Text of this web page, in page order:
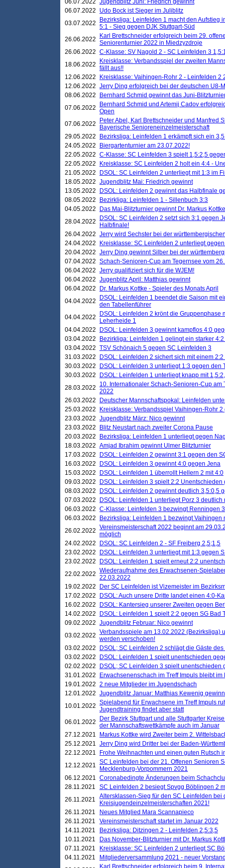
06.07.2022 Jugendblitz Juni: Friedrich gewinnt
06.07.2022
Udo Bock ist Sieger im Juliblitz
03.07.2022
Bezirksliga: Leinfelden 1 macht den Aufstieg
5:1 - Sieg gegen DJK Stuttgart-Süd
26.06.2022
Karl Brettschneider erfolgreich beim 29.
Seniorenturnier 2022 in Miedzyzdroje
26.06.2022 C-Klasse: SV Nagold 2 - SC Leinfelden 3
18.06.2022
Kreisklasse: Verbandsspiel der zweiten
fällt aus!!
12.06.2022
Kreisklasse: Vaihingen-Rohr 2 - Leinfelden 2
12.06.2022 Jerry Ding erfolgreich bei der deutschen U8-
08.06.2022
Bernhard Schmid gewinnt das Juni-
07.06.2022
Bernhard Schmid und Artemij Cadov
Open
07.06.2022
Peter Abel, Karl Brettschneider und Manfred
Bayerische Senioreneinzelmeisterschaft
29.05.2022
Bezirksliga: Leinfelden 1 erkämpft sich ein
24.05.2022
Biergartenturnier am 23.07.2022!
22.05.2022 C-Klasse: SC Leinfelden 3 spielt 1,5:2,5
22.05.2022
Kreisklasse: SC Leinfelden 2 holt ein 4:4 -
21.05.2022
DSOL: SC Leinfelden 2 unterliegt mit 1:3 im
18.05.2022 Jugendblitz Mai: Friedrich gewinnt
13.05.2022
DSOL: Leinfelden 2 gewinnt das Halbfinale
08.05.2022
Bezirkliga: Leinfelden 1 - Sillenbuch 3:3
04.05.2022
Das Mai-Blitzturnier gewinnt Dr. Markus
28.04.2022
DSOL: SC Leinfelden 2 setzt sich 3:1 gegen
Halbfinale!
26.04.2022 Jerry wird Sechster bei der
24.04.2022
Kreisklasse: SC Leinfelden 2 unterliegt
20.04.2022 Jerry Ding gewinnt Silber bei der
07.04.2022 Schach-Senioren-Cup am Tegernsee vom
06.04.2022 Jerry qualifiziert sich für die WJEM!
06.04.2022 Jugenblitz April: Matthias gewinnt
06.04.2022
Dr. Markus Kottke - Spieler des Monats April
04.04.2022
DSOL: Leinfelden 1 beendet die Saison mit
den Tabellenführer
04.04.2022
DSOL: Leinfelden 2 krönt die Gruppenphase
Leherheide 1
04.04.2022
DSOL: Leinfelden 3 gewinnt kampflos 4:0
03.04.2022
Bezirkliga: Leinfelden 1 gelingt ein starker
03.04.2022 TSV Schönaich 5 gegen SC Leinfelden 3
31.03.2022
DSOL: Leinfelden 2 sichert sich mit einem
30.03.2022
DSOL: Leinfelden 3 unterliegt 1:3 gegen den
30.03.2022
DSOL: Leinfelden 1 unterliegt knapp mit
28.03.2022
10. Internationaler Schach-Senioren-Cup am
2022
26.03.2022
Deutscher Mannschaftspokal: Leinfelden
25.03.2022
Kreisklasse: Verbandsspiel Vaihingen-Rohr
23.03.2022 Jugendblitz März: Nico gewinnt
23.03.2022
Blitz Neustart nach zweiter Corona Pause
20.03.2022
Bezirksliga: Leinfelden 1 unterliegt gegen
18.03.2022 Amjad Ibrahim gewinnt Ulmer Blitzturnier
17.03.2022
DSOL: Leinfelden 2 gewinnt 3:1 gegen den
16.03.2022
DSOL: Leinfelden 3 gewinnt 4:0 gegen Jena
15.03.2022
DSOL: Leinfelden 1 überrollt Hellern 2 mit 4:0
09.03.2022
DSOL: Leinfelden 3 spielt 2:2 Unentschieden
08.03.2022
DSOL: Leinfelden 2 gewinnt deutlich 3,5:0,5
07.03.2022
DSOL: Leinfelden 1 unterliegt Porz 3 deutlich
06.03.2022 C-Klasse: Leinfelden 3 bezwingt Renningen
06.03.2022
Bezirksliga: Leinfelden 1 bezwingt Vaihingen
26.02.2022 Vereinsmeisterschaft 2022 beginnt am
möglich
24.02.2022
DSOL: SC Leinfelden 2 - SF Freiberg 2,5;1,5
23.02.2022
DSOL: Leinfelden 3 unterliegt mit 1:3 gegen
23.02.2022
DSOL: Leinfelden 1 spielt erneut 2:2
22.02.2022 Wiederaufnahme des Erwachsenen-
22.03.2022
19.02.2022
Der SC Leinfelden ist Vizemeister im
17.02.2022
DSOL: Auch unsere Dritte landet einen 4:0-
16.02.2022
DSOL: Kantersieg unserer Zweiten gegen
14.02.2022
DSOL: Leinfelden 1 spielt 2:2 gegen SG Bad
09.02.2022 Jugendblitz Februar: Nico gewinnt
03.02.2022 Verbandsspiele am 13.02.2022 (Bezirksliga)
werden verschoben!
03.02.2022
DSOL; SC Leinfelden 2 schlägt die Gäste
03.02.2022
DSOL: Leinfelden 1 spielt unentschieden
02.02.2022
DSOL; SC Leinfelden 3 spielt unentschieden
31.01.2022
Erwachsenenschach im Treff Impuls bleibt
19.01.2022 2 neue Mitglieder im Jugendschach
12.01.2022 Jugendblitz Januar: Matthias Kewenig
10.01.2022 Spielabend für Erwachsene im Treff Impuls
Jugendtraining findet aber statt
06.01.2022
Der Bezirk Stuttgart und alle Stuttgarter
der Mannschaftswettkämpfe auch im Januar
27.12.2021
Markus Kottke wird Zweiter beim 2.
25.12.2021 Jerry Ding wird Dritter bei der Baden-
22.12.2021
Frohe Weihnachten und einen guten Rutsch
12.12.2021 SC Leinfelden bei der 21. Offenen Senioren
Mecklenburg-Vorpommern 2021
06.12.2021 Coronabedingte Änderungen beim
28.11.2021
SC Leinfelden 2 besiegt Spvgg Böblingen 2
26.11.2021
Altersklassen-Sieg für den SC Leinfelden bei
Kreisjugendeinzelmeisterschaften 2021!
26.11.2021
Neues Mitglied Mara Scannapieco
26.11.2021
Vereinsmeisterschaft startet im Januar 2022
14.11.2021
Bezirksliga: Ditzingen 2 - Leinfelden 2,5:3,5
10.11.2021
Das November-Blitzturnier mit Dr. Markus
07.11.2021
Kreisklasse: SC Leinfelden 2 unterliegt SC
04.11.2021
Mitgliederversammlung 2021 - neuer
Karl Brettschneider erfolgreich beim 9.